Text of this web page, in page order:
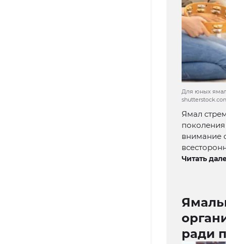
Для юных
Ямал
внимание
Читать
ради